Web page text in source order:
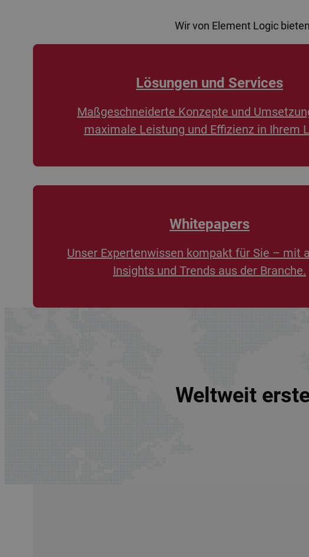
Wir von Element Logic
Lösungen und Services
Maßgeschneiderte Konzepte und
maximale Leistung und Effizienz in Ihrem
Whitepapers
Unser Expertenwissen kompakt für Sie – mit
Insights und Trends aus der Branche.
Weltweit